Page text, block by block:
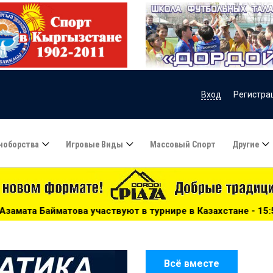
Вход
Игровые Виды Массовый Спорт Другие
в турнире в Казахстане - 15:51 ***Сборную
Всё вместе